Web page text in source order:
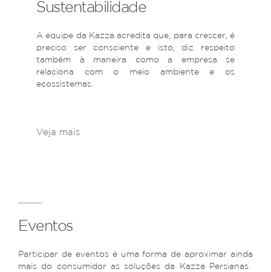
Sustentabilidade
A equipe da Kazza acredita que, para crescer, é
preciso ser consciente e isto, diz respeito
também à maneira como a empresa se
relaciona com o meio ambiente e os
ecossistemas.
Veja mais
Eventos
Participar de eventos é uma forma de aproximar ainda
mais do consumidor as soluções da Kazza Persianas.